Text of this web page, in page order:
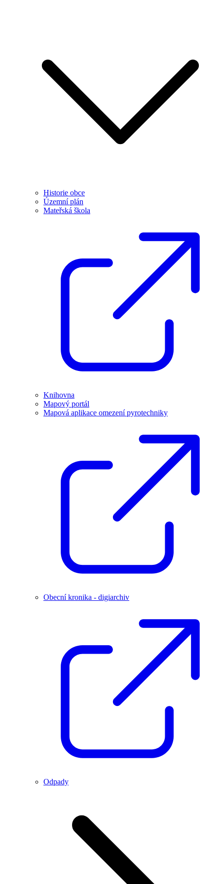
Historie obce
Územní plán
Mateřská škola
Knihovna
Mapový portál
Mapová aplikace omezení pyrotechniky
Obecní kronika - digiarchiv
Odpady